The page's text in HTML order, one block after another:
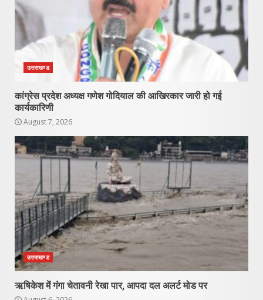
उत्तराखण्ड
कांग्रेस प्रदेश अध्यक्ष गणेश गोदियाल की आखिरकार जारी हो गई
कार्यकारिणी
August 7, 2026
उत्तराखण्ड
ऋषिकेश में गंगा चेतावनी रेखा पार, आपदा दल अलर्ट मोड पर